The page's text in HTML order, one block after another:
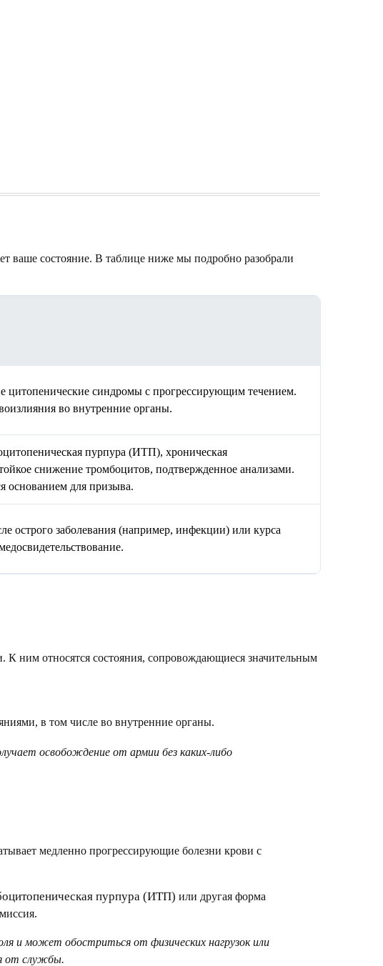
ваше состояние. В таблице ниже мы подробно разобрали
цитопенические синдромы с прогрессирующим течением.
во внутренние органы.
пурпура (ИТП), хроническая
снижение тромбоцитов, подтвержденное анализами.
основанием для призыва.
острого заболевания (например, инфекции) или курса
ним относятся состояния, сопровождающиеся значительным
в том числе во внутренние органы.
освобождение от армии без каких-либо
медленно прогрессирующие болезни крови с
пурпура (ИТП) или другая форма
и может обостриться от физических нагрузок или
от службы.